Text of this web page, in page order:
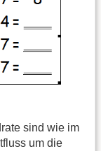
sind wie im
um die